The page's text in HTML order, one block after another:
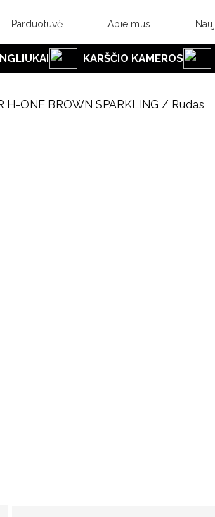
Parduotuvė Apie mus
KARŠČIO KAMEROS
H-ONE BROWN SPARKLING / Rudas